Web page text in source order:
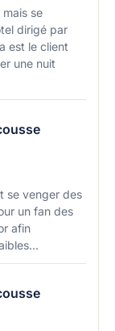
se
dirigé par
est le client
une nuit
se venger des
un fan des
afin